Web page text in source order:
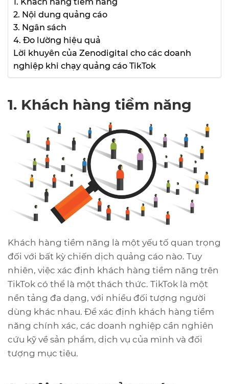
2. Nội dung quảng cáo
3. Ngân sách
4. Đo lường hiệu quả
Lời khuyên của Zenodigital cho các doanh
nghiệp khi chạy quảng cáo TikTok
1. Khách hàng tiềm năng
Khách hàng tiềm năng là một yếu tố quan trọng
đối với bất kỳ chiến dịch quảng cáo nào. Tuy
nhiên, việc xác định khách hàng tiềm năng trên
TikTok có thể là một thách thức. TikTok là một
nền tảng đa dạng, với nhiều đối tượng người
dùng khác nhau. Để xác định khách hàng tiềm
năng chính xác, các doanh nghiệp cần nghiên
cứu kỹ về sản phẩm, dịch vụ của mình và đối
tượng mục tiêu.